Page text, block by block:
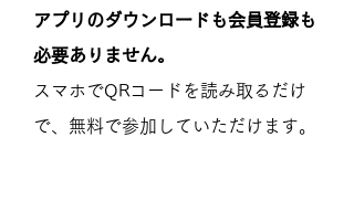
アプリのダウンロードも会員登録も
必要ありません。
スマホでQRコードを読み取るだけ
で、無料で参加していただけます。